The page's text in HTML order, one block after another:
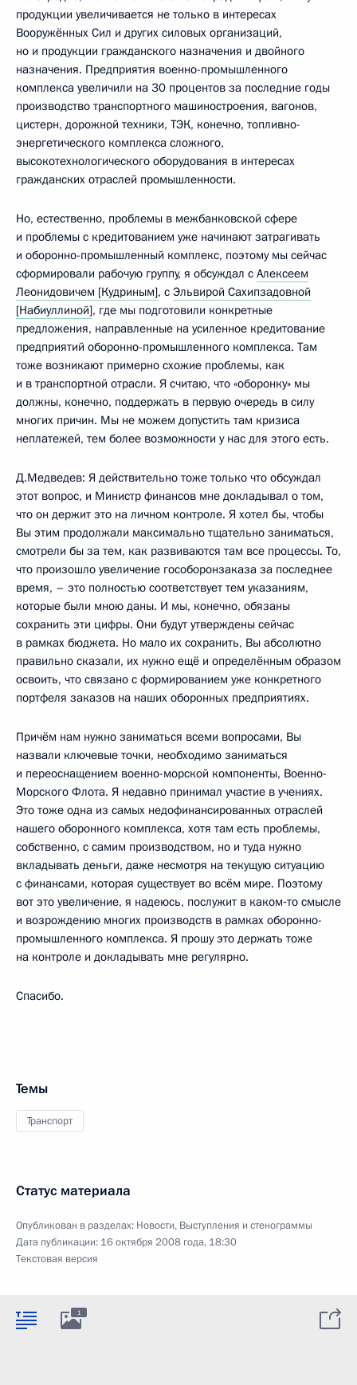
продукции увеличивается не только в интересах
Вооружённых Сил и других силовых организаций,
но и продукции гражданского назначения и двойного
назначения. Предприятия военно-промышленного
комплекса увеличили на 30 процентов за последние годы
производство транспортного машиностроения, вагонов,
цистерн, дорожной техники, ТЭК, конечно, топливно-
энергетического комплекса сложного,
высокотехнологического оборудования в интересах
гражданских отраслей промышленности.
Но, естественно, проблемы в межбанковской сфере
и проблемы с кредитованием уже начинают затрагивать
и оборонно-промышленный комплекс, поэтому мы сейчас
сформировали рабочую группу, я обсуждал с Алексеем
Леонидовичем [Кудриным], с Эльвирой Сахипзадовной
[Набиуллиной], где мы подготовили конкретные
предложения, направленные на усиленное кредитование
предприятий оборонно-промышленного комплекса. Там
тоже возникают примерно схожие проблемы, как
и в транспортной отрасли. Я считаю, что «оборонку» мы
должны, конечно, поддержать в первую очередь в силу
многих причин. Мы не можем допустить там кризиса
неплатежей, тем более возможности у нас для этого есть.
Д.Медведев: Я действительно тоже только что обсуждал
этот вопрос, и Министр финансов мне докладывал о том,
что он держит это на личном контроле. Я хотел бы, чтобы
Вы этим продолжали максимально тщательно заниматься,
смотрели бы за тем, как развиваются там все процессы. То,
что произошло увеличение гособоронзаказа за последнее
время, – это полностью соответствует тем указаниям,
которые были мною даны. И мы, конечно, обязаны
сохранить эти цифры. Они будут утверждены сейчас
в рамках бюджета. Но мало их сохранить, Вы абсолютно
правильно сказали, их нужно ещё и определённым образом
освоить, что связано с формированием уже конкретного
портфеля заказов на наших оборонных предприятиях.
Причём нам нужно заниматься всеми вопросами, Вы
назвали ключевые точки, необходимо заниматься
и переоснащением военно-морской компоненты, Военно-
Морского Флота. Я недавно принимал участие в учениях.
Это тоже одна из самых недофинансированных отраслей
нашего оборонного комплекса, хотя там есть проблемы,
собственно, с самим производством, но и туда нужно
вкладывать деньги, даже несмотря на текущую ситуацию
с финансами, которая существует во всём мире. Поэтому
вот это увеличение, я надеюсь, послужит в каком‑то смысле
и возрождению многих производств в рамках оборонно-
промышленного комплекса. Я прошу это держать тоже
на контроле и докладывать мне регулярно.
Спасибо.
Темы
Транспорт
Статус материала
Опубликован в разделах: Новости, Выступления и стенограммы
Дата публикации: 16 октября 2008 года, 18:30
Текстовая версия
1